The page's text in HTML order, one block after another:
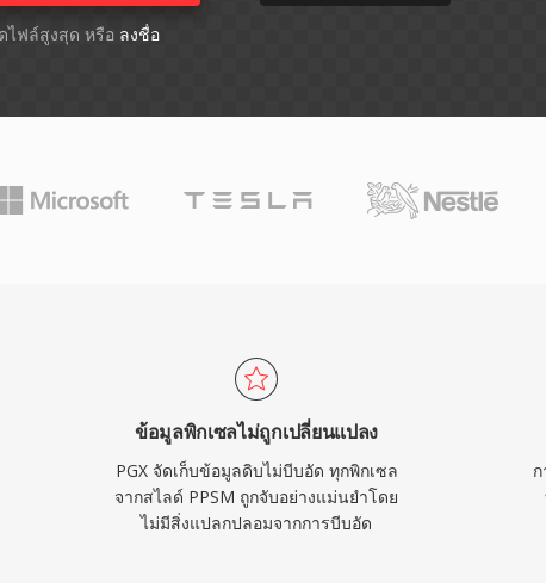
ไฟล์สูงสุด หรือ ลงชื่อ
ข้อมูลพิกเซลไม่ถูกเปลี่ยนแปลง
PGX จัดเก็บข้อมูลดิบไม่บีบอัด ทุกพิกเซล
จากสไลด์ PPSM ถูกจับอย่างแม่นยำโดย
ไม่มีสิ่งแปลกปลอมจากการบีบอัด